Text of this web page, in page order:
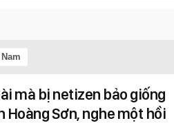
mà bị netizen bảo giống
Hoàng Sơn, nghe một hồi